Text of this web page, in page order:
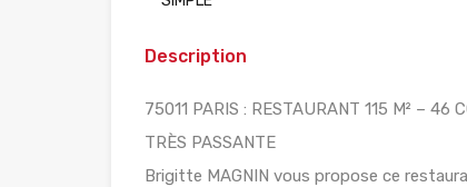
Description
75011 PARIS : RESTAURANT 115 M² – 46
TRÈS PASSANTE
Brigitte MAGNIN vous propose ce